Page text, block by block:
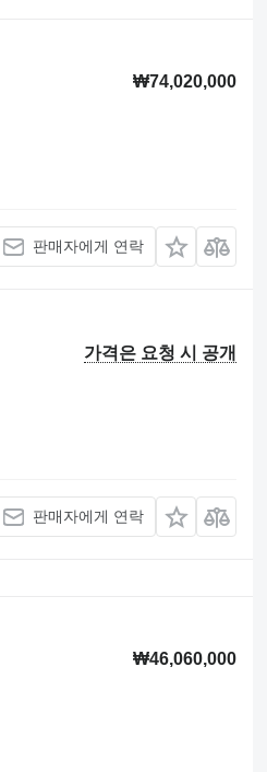
₩74,020,000
판매자에게 연락
가격은 요청 시 공개
판매자에게 연락
₩46,060,000